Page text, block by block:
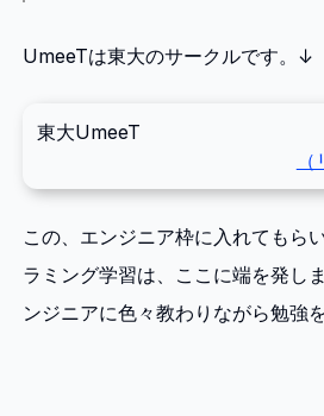
UmeeTは東大のサークルです。↓
東大UmeeT
この、エンジニア枠に入れてもら
ラミング学習は、ここに端を発し
ンジニアに色々教わりながら勉強